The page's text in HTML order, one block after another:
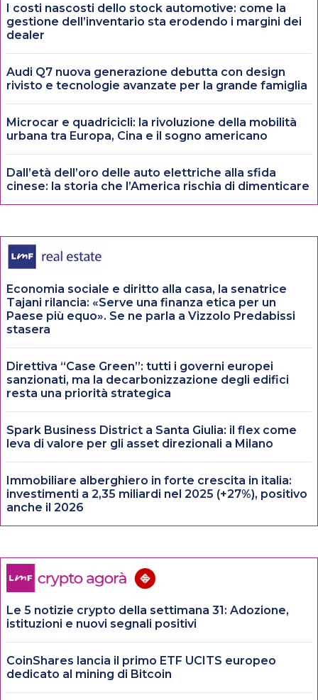
I costi nascosti dello stock automotive: come la
gestione dell’inventario sta erodendo i margini dei
dealer
Audi Q7 nuova generazione debutta con design
rivisto e tecnologie avanzate per la grande famiglia
Microcar e quadricicli: la rivoluzione della mobilità
urbana tra Europa, Cina e il sogno americano
Dall’età dell’oro delle auto elettriche alla sfida
cinese: la storia che l’America rischia di dimenticare
Economia sociale e diritto alla casa, la senatrice
Tajani rilancia: «Serve una finanza etica per un
Paese più equo». Se ne parla a Vizzolo Predabissi
stasera
Direttiva “Case Green”: tutti i governi europei
sanzionati, ma la decarbonizzazione degli edifici
resta una priorità strategica
Spark Business District a Santa Giulia: il flex come
leva di valore per gli asset direzionali a Milano
Immobiliare alberghiero in forte crescita in italia:
investimenti a 2,35 miliardi nel 2025 (+27%), positivo
anche il 2026
Le 5 notizie crypto della settimana 31: Adozione,
istituzioni e nuovi segnali positivi
CoinShares lancia il primo ETF UCITS europeo
dedicato al mining di Bitcoin